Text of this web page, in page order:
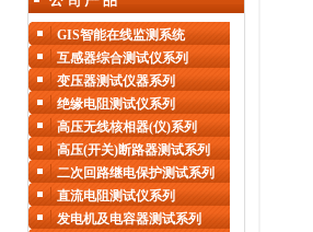
GIS智能在线监测系统
互感器综合测试仪系列
变压器测试仪器系列
绝缘电阻测试仪系列
高压无线核相器(仪)系列
高压(开关)断路器测试系列
二次回路继电保护测试系列
直流电阻测试仪系列
发电机及电容器测试系列